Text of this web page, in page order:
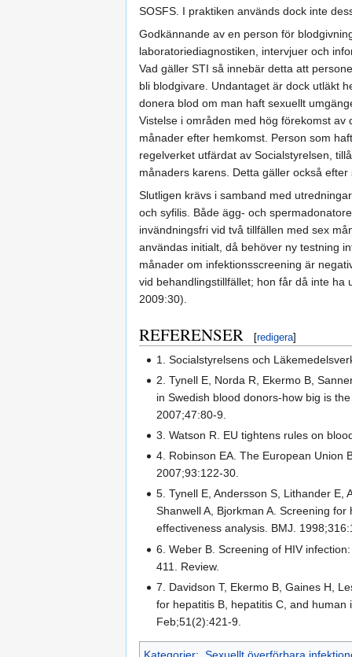
SOSFS. I praktiken används dock inte
Godkännande av en person för
laboratoriediagnostiken, intervjuer och
Vad gäller STI så innebär detta att
bli blodgivare. Undantaget är dock utläkt
donera blod om man haft sexuellt
Vistelse i områden med hög förekomst
månader efter hemkomst. Person som
regelverket utfärdat av Socialstyrelsen,
månaders karens. Detta gäller också
Slutligen krävs i samband med
och syfilis. Både ägg- och
invändningsfri vid två tillfällen med sex
användas initialt, då behöver ny testning
månader om infektionsscreening är
vid behandlingstillfället; hon får då inte ha
2009:30).
REFERENSER [redigera]
1. Socialstyrelsens och
2. Tynell E, Norda R, Ekermo B,
in Swedish blood donors-how big is
2007;47:80-9.
3. Watson R. EU tightens rules on
4. Robinson EA. The European Union
2007;93:122-30.
5. Tynell E, Andersson S, Lithander E,
Shanwell A, Bjorkman A. Screening
effectiveness analysis. BMJ.
6. Weber B. Screening of HIV
411. Review.
7. Davidson T, Ekermo B, Gaines H,
for hepatitis B, hepatitis C, and
Feb;51(2):421-9.